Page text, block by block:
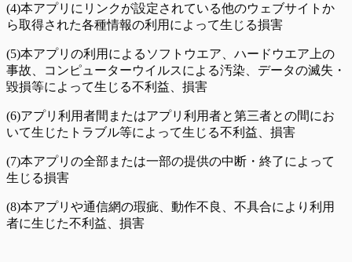
(4)本アプリにリンクが設定されている他のウェブサイトか
ら取得された各種情報の利用によって生じる損害
(5)本アプリの利用によるソフトウエア、ハードウエア上の
事故、コンピューターウイルスによる汚染、データの滅失・
毀損等によって生じる不利益、損害
(6)アプリ利用者間またはアプリ利用者と第三者との間にお
いて生じたトラブル等によって生じる不利益、損害
(7)本アプリの全部または一部の提供の中断・終了によって
生じる損害
(8)本アプリや通信網の瑕疵、動作不良、不具合により利用
者に生じた不利益、損害